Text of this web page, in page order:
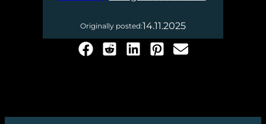
Originally posted:14.11.2025